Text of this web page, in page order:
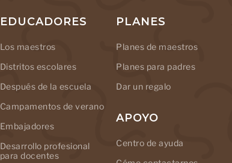
EDUCADORES
Los maestros
Distritos escolares
Después de la escuela
Campamentos de verano
Embajadores
Desarrollo profesional
para docentes
PLANES
Planes de maestros
Planes para padres
Dar un regalo
APOYO
Centro de ayuda